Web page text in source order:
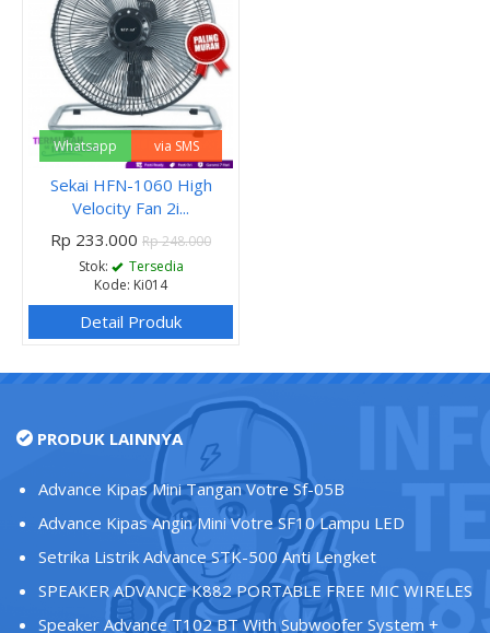
Whatsapp via SMS
Sekai HFN-1060 High
Velocity Fan 2i...
Rp 233.000 Rp 248.000
Stok:
Tersedia
Kode: Ki014
Detail Produk
PRODUK LAINNYA
Advance Kipas Mini Tangan Votre Sf-05B
Advance Kipas Angin Mini Votre SF10 Lampu LED
Setrika Listrik Advance STK-500 Anti Lengket
SPEAKER ADVANCE K882 PORTABLE FREE MIC WIRELES
Speaker Advance T102 BT With Subwoofer System +